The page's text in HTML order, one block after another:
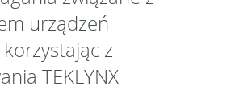
urządzeń
z
TEKLYNX